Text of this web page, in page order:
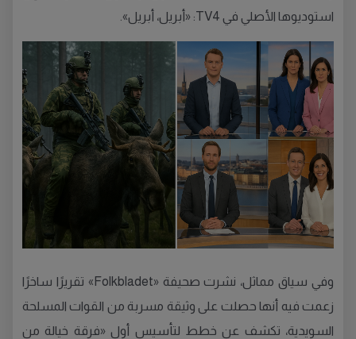
استوديوها الأصلي في TV4: «أبريل، أبريل».
وفي سياق مماثل، نشرت صحيفة «Folkbladet» تقريرًا ساخرًا
زعمت فيه أنها حصلت على وثيقة مسربة من القوات المسلحة
السويدية، تكشف عن خطط لتأسيس أول «فرقة خيالة من